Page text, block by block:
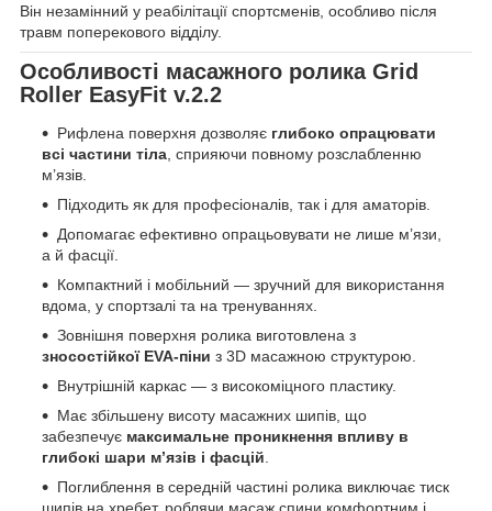
Він незамінний у реабілітації спортсменів, особливо після
травм поперекового відділу.
Особливості масажного ролика Grid
Roller EasyFit v.2.2
Рифлена поверхня дозволяє глибоко опрацювати
всі частини тіла, сприяючи повному розслабленню
м’язів.
Підходить як для професіоналів, так і для аматорів.
Допомагає ефективно опрацьовувати не лише м’язи,
а й фасції.
Компактний і мобільний — зручний для використання
вдома, у спортзалі та на тренуваннях.
Зовнішня поверхня ролика виготовлена з
зносостійкої EVA-піни з 3D масажною структурою.
Внутрішній каркас — з високоміцного пластику.
Має збільшену висоту масажних шипів, що
забезпечує максимальне проникнення впливу в
глибокі шари м’язів і фасцій.
Поглиблення в середній частині ролика виключає тиск